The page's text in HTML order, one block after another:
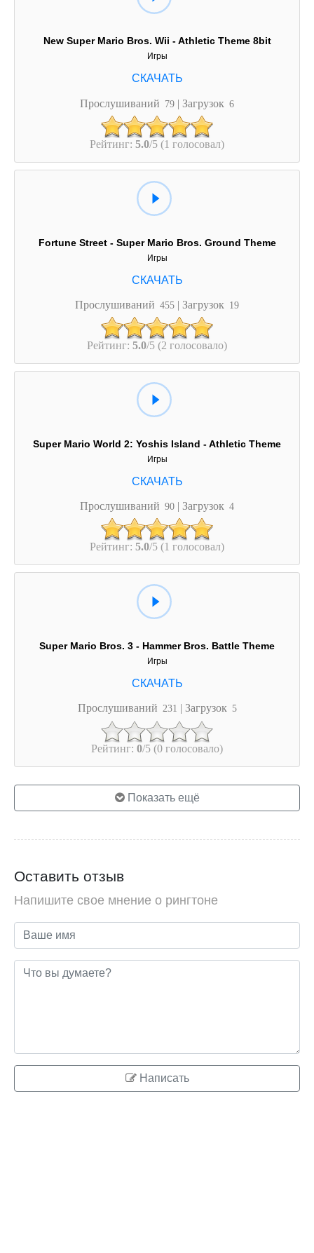
New Super Mario Bros. Wii - Athletic Theme 8bit
Игры
Прослушиваний 79 | Загрузок 6
Рейтинг: 5.0/5 (1 голосовал)
Fortune Street - Super Mario Bros. Ground Theme
Игры
Прослушиваний 455 | Загрузок 19
Рейтинг: 5.0/5 (2 голосовало)
Super Mario World 2: Yoshis Island - Athletic Theme
Игры
Прослушиваний 90 | Загрузок 4
Рейтинг: 5.0/5 (1 голосовал)
Super Mario Bros. 3 - Hammer Bros. Battle Theme
Игры
Прослушиваний 231 | Загрузок 5
Рейтинг: 0/5 (0 голосовало)
Показать ещё
Оставить отзыв
Напишите свое мнение о рингтоне
Написать